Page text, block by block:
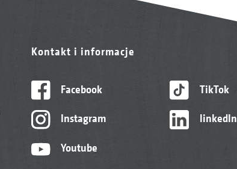
Kontakt i informacje
Facebook
Instagram
Youtube
TikTok
linkedIn